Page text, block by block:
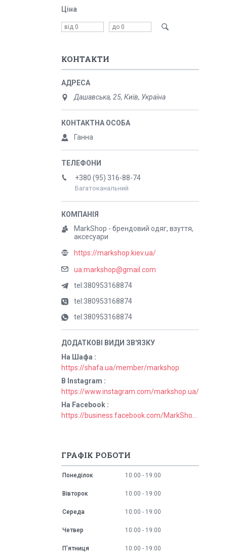
Ціна
КОНТАКТИ
Дашавська, 25, Київ, Україна
Ганна
+380 (95) 316-88-74
Багатоканальний
MarkShop - брендовий одяг, взуття,
аксесуари
https://markshop.kiev.ua/
ua.markshop@gmail.com
tel:380953168874
tel:380953168874
tel:380953168874
На Шафа
https://shafa.ua/member/markshop
В Instagram
https://www.instagram.com/markshop.ua/
На Facebook
ГРАФІК РОБОТИ
Понеділок 10:00 19:00
Вівторок 10:00 19:00
Середа 10:00 19:00
Четвер 10:00 19:00
Пʼятниця 10:00 19:00